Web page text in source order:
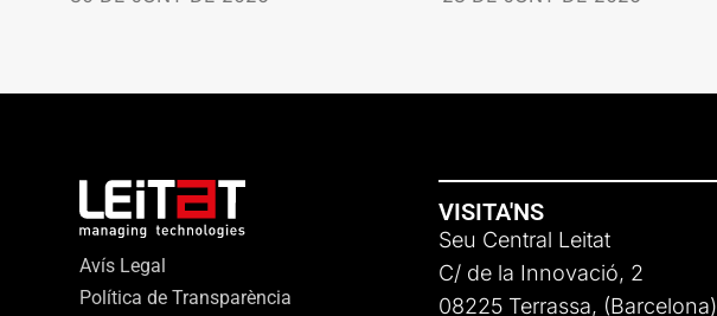
Avís Legal
Política de Transparència
VISITA'NS
Seu Central Leitat
C/ de la Innovació, 2
08225 Terrassa, (Barcelona)